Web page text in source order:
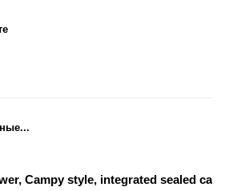
Campy style, integrated sealed